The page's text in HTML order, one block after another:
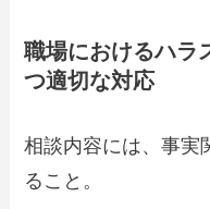
職場におけるハラ
つ適切な対応
相談内容には、事実
ること。